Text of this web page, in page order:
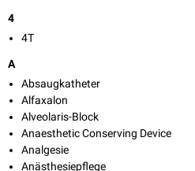
4
4T
A
Absaugkatheter
Alfaxalon
Alveolaris-Block
Anaesthetic Conserving Device
Analgesie
Anästhesiepflege